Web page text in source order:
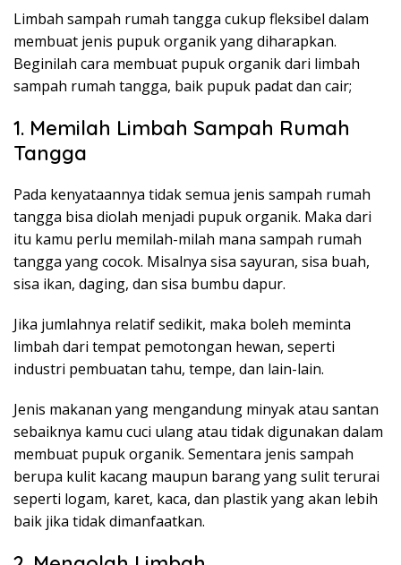
Limbah sampah rumah tangga cukup fleksibel dalam
membuat jenis pupuk organik yang diharapkan.
Beginilah cara membuat pupuk organik dari limbah
sampah rumah tangga, baik pupuk padat dan cair;
1. Memilah Limbah Sampah Rumah
Tangga
Pada kenyataannya tidak semua jenis sampah rumah
tangga bisa diolah menjadi pupuk organik. Maka dari
itu kamu perlu memilah-milah mana sampah rumah
tangga yang cocok. Misalnya sisa sayuran, sisa buah,
sisa ikan, daging, dan sisa bumbu dapur.
Jika jumlahnya relatif sedikit, maka boleh meminta
limbah dari tempat pemotongan hewan, seperti
industri pembuatan tahu, tempe, dan lain-lain.
Jenis makanan yang mengandung minyak atau santan
sebaiknya kamu cuci ulang atau tidak digunakan dalam
membuat pupuk organik. Sementara jenis sampah
berupa kulit kacang maupun barang yang sulit terurai
seperti logam, karet, kaca, dan plastik yang akan lebih
baik jika tidak dimanfaatkan.